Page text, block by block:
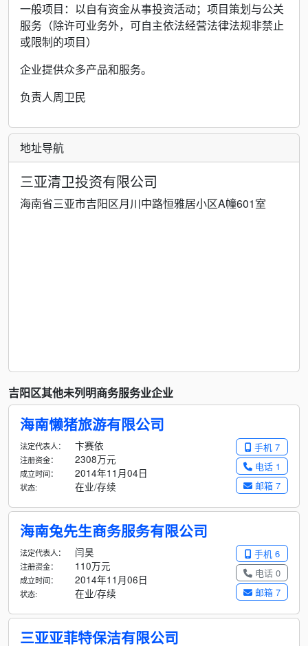
一般项目：以自有资金从事投资活动；项目策划与公关
服务（除许可业务外，可自主依法经营法律法规非禁止
或限制的项目）
企业提供众多产品和服务。
负责人周卫民
地址导航
三亚清卫投资有限公司
海南省三亚市吉阳区月川中路恒雅居小区A幢601室
吉阳区其他未列明商务服务业企业
海南懒猪旅游有限公司
手机 7
电话 1
邮箱 7
法定代表人： 卞赛依
注册资金： 2308万元
成立时间： 2014年11月04日
状态: 在业/存续
海南兔先生商务服务有限公司
手机 6
电话 0
邮箱 7
法定代表人： 闫昊
注册资金： 110万元
成立时间： 2014年11月06日
状态: 在业/存续
三亚亚菲特保洁有限公司